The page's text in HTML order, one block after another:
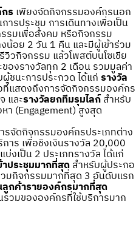
ร เพียงจัดกิจกรรมองค์กรนอก
ารประชุม การเดินทางเพื่อเป็น
รมเพื่อสังคม หรือกิจกรรม
น้อย 2 วัน 1 คืน และมีผู้เข้าร่วม
วกิจกรรม แล้วโพสต์บนโซเชีย
องรางวัลทุก 2 เดือน รวมมูลค่า
ชนะการประกวด ได้แก่รางวัล
ที่แสดงถึงการจัดกิจกรรมองค์กร
และรางวัลยกทีมรุมไลก์สำหรับ
(Engagement) สูงสุด
จัดกิจกรรมองค์กรประเภทต่าง
าร เพื่อชิงเงินรางวัล 20,000
งเป็น 2 ประเภทรางวัล ได้แก่
ประชุมมากที่สุดสำหรับผู้ประกอ
มกิจกรรมมากที่สุด 3 อันดับแรก
กค้ารายองค์กรมากที่สุด
วมขององค์กรที่ใช้บริการมาก